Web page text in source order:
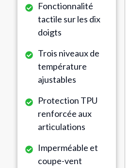
Fonctionnalité
tactile sur les dix
doigts
Trois niveaux de
température
ajustables
Protection TPU
renforcée aux
articulations
Imperméable et
coupe-vent